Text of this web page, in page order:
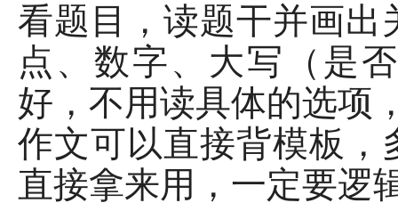
看题目，读题干并画
点、数字、大写（是
好，不用读具体的选项
作文可以直接背模板，
直接拿来用，一定要逻